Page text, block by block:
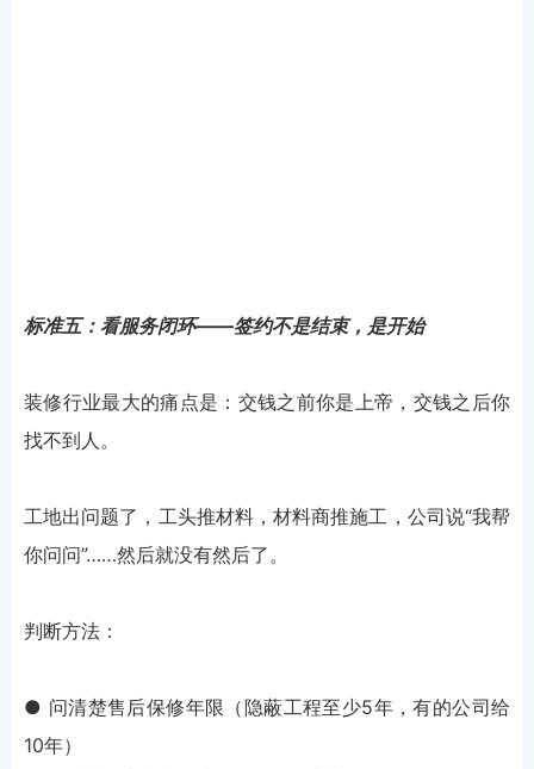
标准五：看服务闭环——签约不是结束，是开始
装修行业最大的痛点是：交钱之前你是上帝，交钱之后你
找不到人。
工地出问题了，工头推材料，材料商推施工，公司说“我帮
你问问”……然后就没有然后了。
判断方法：
● 问清楚售后保修年限（隐蔽工程至少5年，有的公司给
10年）